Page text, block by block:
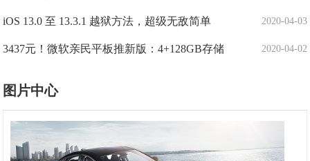
2020-04-03
iOS 13.0 至 13.3.1 越狱方法，超级无敌简单
2020-04-02
3437元！微软亲民平板推新版：4+128GB存储
图片中心